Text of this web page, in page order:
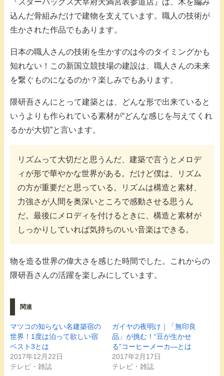
『スターバックス大宰府天満宮表参道店』は、木を編み
込んだ骨組みだけで建物を支えています。職人の技術が
生かされた作品でもあります。
日本の職人さんの技術を生かすのは今のタイミングかも
知れない！この新国立競技場の建設は、職人さんの未来
を繋ぐものになるのか？楽しみでもあります。
隈研吾さんにとって建築とは、どんな形で出来ていると
いうよりも作られている素材が“どんな感じを与えてくれ
るかが大切”と言います。
リズムって大切だと思うんだ、建築で言うとメロデ
ィが形で華やかな世界がある。だけど僕は、リズム
の方が重要だと思っている。リズムは構造と素材、
力強さが人間を奥深いところで感動させる思うん
だ。最後にメロディを付けるときに、構造と素材が
しっかりしていれば気持ちのいい音楽はできる。
物を造る世界の偉大さを感じた時間でした。これからの
隈研吾さんの活躍を楽しみにしています。
関連
マツコの知らない名建築宿の
世界！1度は泊って欲しい宿
ベスト3とは
2017年12月22日
テレビ・雑誌
ガイヤの夜明け｜「無印良
品」が挑む！“豆が生かせ
る”コーヒーメーカ―とは
2017年2月17日
テレビ・雑誌